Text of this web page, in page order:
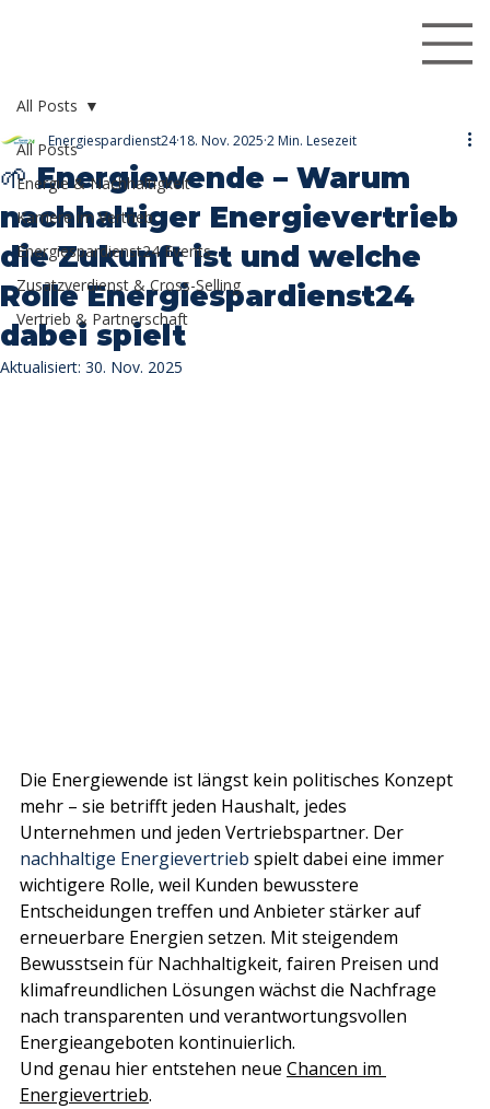
All Posts
Energie & Nachhaltigkeit
Karriere im Vertrieb
Energiespardienst24 Events
Zusatzverdienst & Cross-Selling
Vertrieb & Partnerschaft
All Posts
🌱 Energiewende – Warum
nachhaltiger Energievertrieb
die Zukunft ist und welche
Rolle Energiespardienst24
dabei spielt
Energiespardienst24 18. Nov. 2025 2 Min. Lesezeit
Aktualisiert: 30. Nov. 2025
Die Energiewende ist längst kein politisches Konzept
mehr – sie betrifft jeden Haushalt, jedes
Unternehmen und jeden Vertriebspartner. Der
nachhaltige Energievertrieb spielt dabei eine immer
wichtigere Rolle, weil Kunden bewusstere
Entscheidungen treffen und Anbieter stärker auf
erneuerbare Energien setzen. Mit steigendem
Bewusstsein für Nachhaltigkeit, fairen Preisen und
klimafreundlichen Lösungen wächst die Nachfrage
nach transparenten und verantwortungsvollen
Energieangeboten kontinuierlich.
Und genau hier entstehen neue Chancen im
Energievertrieb.